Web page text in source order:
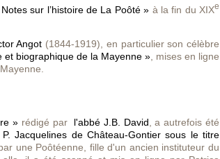
sur l’histoire de La Poôté » à la fin du XIXe
Angot (1844-1919), en particulier soncélèbre
et biographique de la Mayenne », mises en ligne
» rédigé par l'abbé J.B. David , a autrefois été
Jacquelines de Château-Gontier sous le titre
une Poôtéenne, fille d'un ancien instituteur du